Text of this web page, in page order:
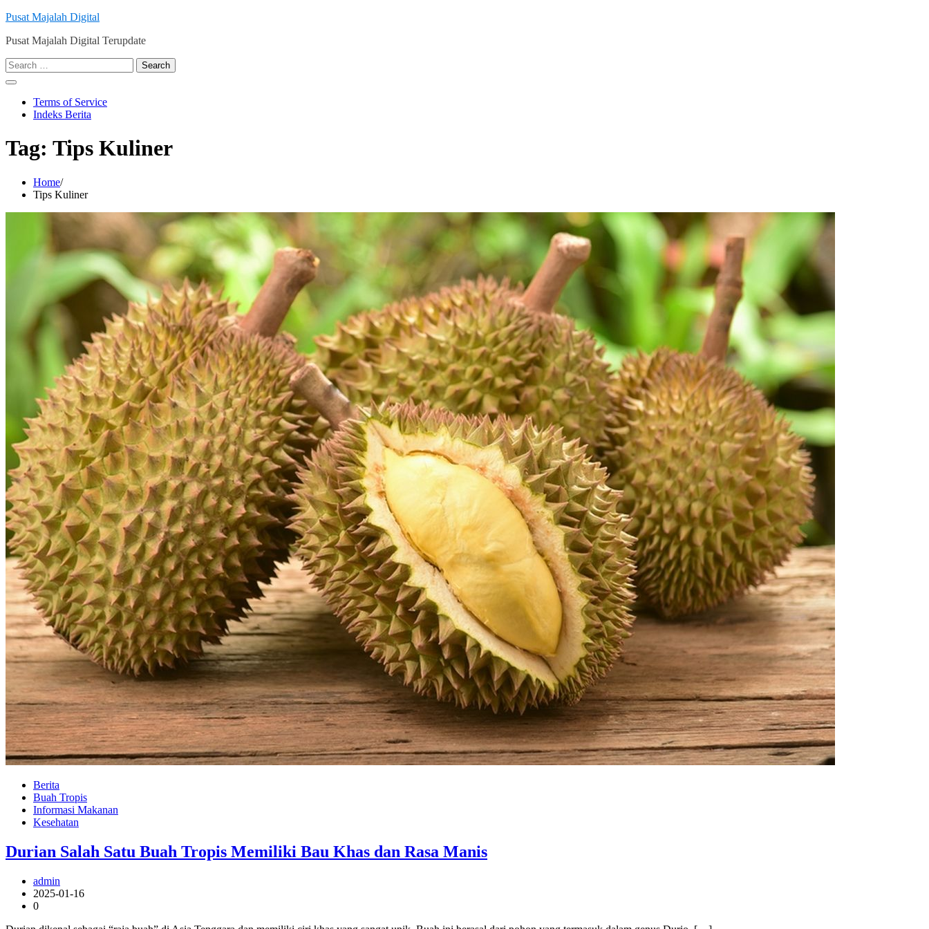
Skip
content
Pusat Majalah Digital
Pusat Majalah Digital Terupdate
Search
for:
Terms of Service
Indeks Berita
Tag: Tips Kuliner
Home
Tips Kuliner
Berita
Buah Tropis
Informasi Makanan
Kesehatan
Durian Salah Satu Buah Tropis Memiliki Bau Khas dan Rasa Manis
admin
2025-01-16
0